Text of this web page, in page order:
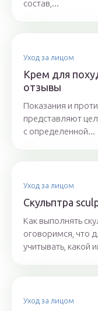
состав,...
Уход за лицом
Крем для
отзывы
Показания и
представляют
с определенной...
Уход за лицом
Скульптра
Как выполнять
оговоримся, что
учитывать, какой
Уход за лицом